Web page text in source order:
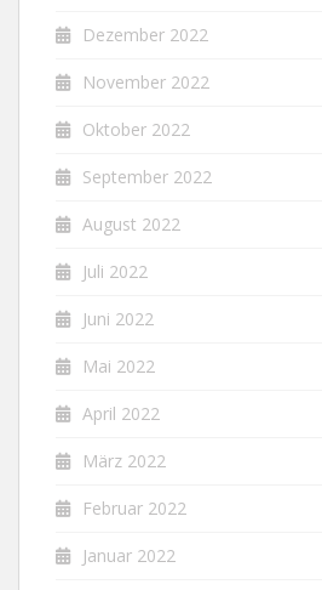
Dezember 2022
November 2022
Oktober 2022
September 2022
August 2022
Juli 2022
Juni 2022
Mai 2022
April 2022
März 2022
Februar 2022
Januar 2022